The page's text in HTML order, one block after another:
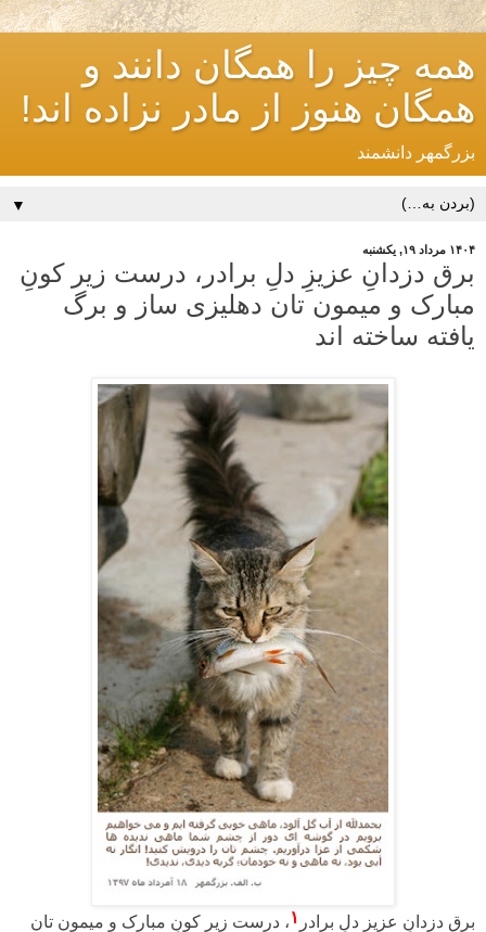
همه چیز را همگان دانند و
همگان هنوز از مادر نزاده اند!
بزرگمهر دانشمند
▼
۱۴۰۴ مرداد ۱۹, یکشنبه
برق دزدانِ عزیزِ دلِ برادر، درست زیر کونِ
مبارک و میمون تان دهلیزی ساز و برگ
یافته ساخته اند
برق دزدانِ عزیزِ دلِ برادر ۱، درست زیر کونِ مبارک و میمون تان